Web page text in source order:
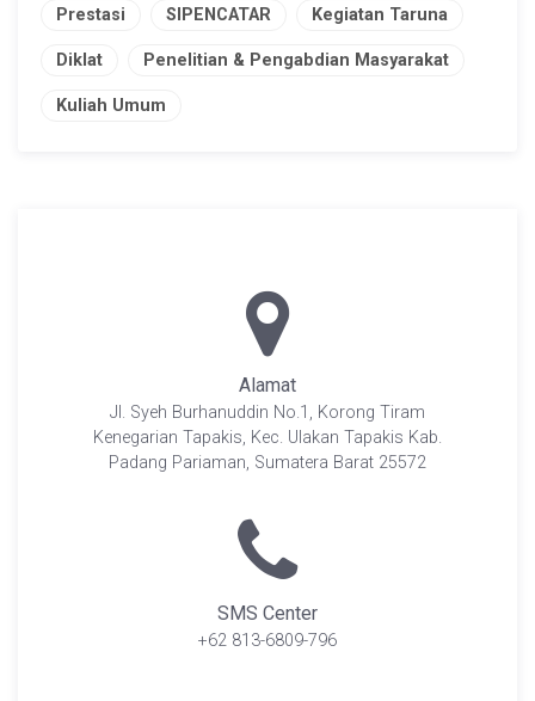
Prestasi SIPENCATAR Kegiatan Taruna
Diklat Penelitian & Pengabdian Masyarakat
Kuliah Umum
Alamat
Jl. Syeh Burhanuddin No.1, Korong Tiram
Kenegarian Tapakis, Kec. Ulakan Tapakis Kab.
Padang Pariaman, Sumatera Barat 25572
SMS Center
+62 813-6809-796